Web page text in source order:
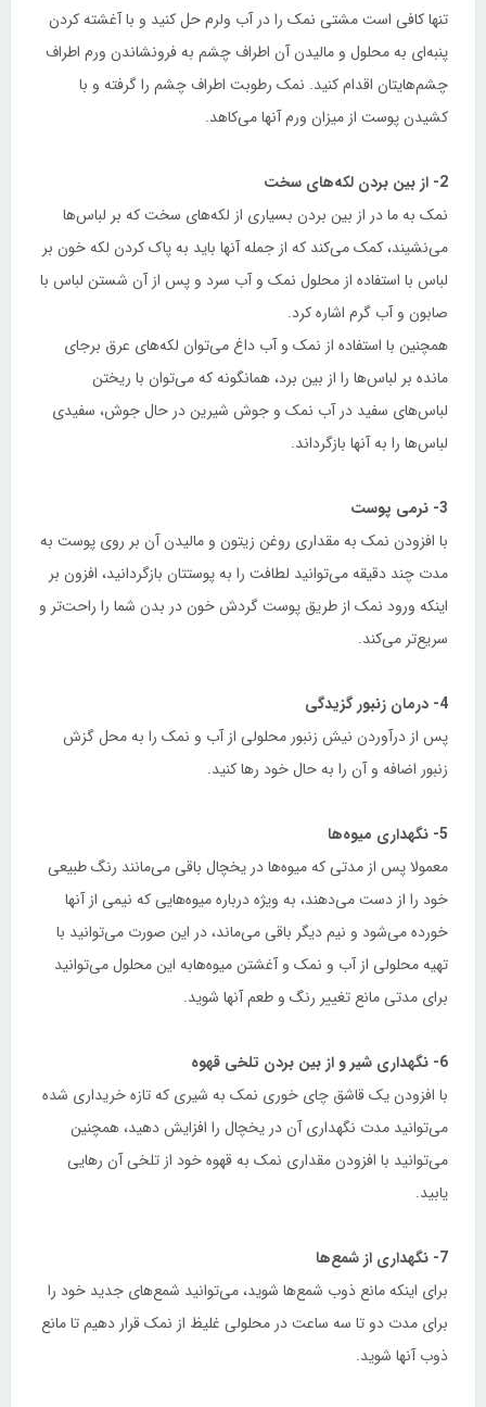
تنها کافی است مشتی نمک را در آب ولرم حل کنید و با آغشته کردن
پنبه‌ای به محلول و مالیدن آن اطراف چشم به فرونشاندن ورم اطراف
چشم‌هایتان اقدام کنید. نمک رطوبت اطراف چشم را گرفته و با
کشیدن پوست از میزان ورم آنها می‌کاهد.
2- از بین بردن لکه‌های سخت
نمک به ما در از بین بردن بسیاری از لکه‌های سخت که بر لباس‌ها
می‌نشیند، کمک می‌کند که از جمله آنها باید به پاک کردن لکه‌ خون بر
لباس با استفاده از محلول نمک و آب سرد و پس از آن شستن لباس با
صابون و آب گرم اشاره کرد.
همچنین با استفاده از نمک و آب داغ می‌توان لکه‌های عرق برجای
مانده بر لباس‌ها را از بین برد، همانگونه که می‌توان با ریختن
لباس‌های سفید در آب نمک و جوش شیرین در حال جوش، سفیدی
لباس‌ها را به آنها بازگرداند.
3- نرمی پوست
با افزودن نمک به مقداری روغن زیتون و مالیدن آن بر روی پوست به
مدت چند دقیقه می‌توانید لطافت را به پوستتان بازگردانید، افزون بر
اینکه ورود نمک از طریق پوست گردش خون در بدن شما را راحت‌تر و
سریع‌تر می‌کند.
4- درمان زنبور گزیدگی
پس از درآوردن نیش زنبور محلولی از آب و نمک را به محل گزش
زنبور اضافه و آن را به حال خود رها کنید.
5- نگهداری میوه‌ها
معمولا پس از مدتی که میوه‌ها در یخچال باقی می‌مانند رنگ طبیعی
خود را از دست می‌دهند، به ویژه درباره میوه‌هایی که نیمی از آنها
خورده می‌شود و نیم دیگر باقی می‌ماند، در این صورت می‌توانید با
تهیه محلولی از آب و نمک و آغشتن میوه‌هابه این محلول می‌توانید
برای مدتی مانع تغییر رنگ و طعم آنها شوید.
6- نگهداری شیر و از بین بردن تلخی قهوه
با افزودن یک قاشق چای خوری نمک به شیری که تازه خریداری شده
می‌توانید مدت نگهداری آن در یخچال را افزایش دهید، همچنین
می‌توانید با افزودن مقداری نمک به قهوه خود از تلخی آن رهایی
یابید.
7- نگهداری از شمع‌ها
برای اینکه مانع ذوب شمع‌ها شوید، می‌توانید شمع‌های جدید خود را
برای مدت دو تا سه ساعت در محلولی غلیظ از نمک قرار دهیم تا مانع
ذوب آنها شوید.